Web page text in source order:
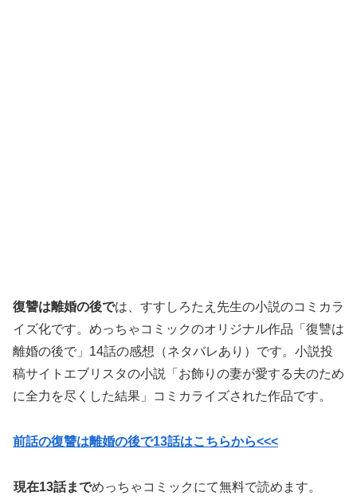
復讐は離婚の後では、すすしろたえ先生の小説のコミカラ
イズ化です。めっちゃコミックのオリジナル作品「復讐は
離婚の後で」14話の感想（ネタバレあり）です。小説投
稿サイトエブリスタの小説「お飾りの妻が愛する夫のため
に全力を尽くした結果」コミカライズされた作品です。
前話の復讐は離婚の後で13話はこちらから<<<
現在13話までめっちゃコミックにて無料で読めます。